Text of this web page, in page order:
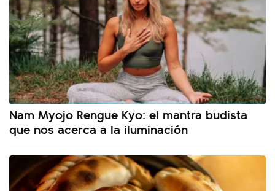
Nam Myojo Rengue Kyo: el mantra budista
que nos acerca a la iluminación